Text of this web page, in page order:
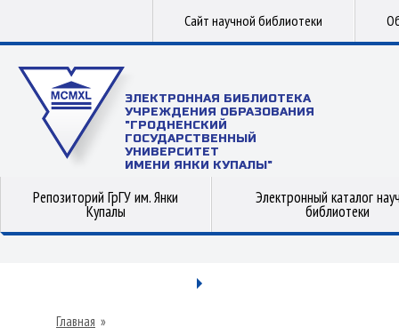
Сайт научной библиотеки
ЭЛЕКТРОННАЯ БИБЛИОТЕКА
УЧРЕЖДЕНИЯ ОБРАЗОВАНИЯ
"ГРОДНЕНСКИЙ
ГОСУДАРСТВЕННЫЙ
УНИВЕРСИТЕТ
ИМЕНИ ЯНКИ КУПАЛЫ"
Репозиторий ГрГУ им. Янки
Купалы
Электронный каталог
библиотеки
Главная »